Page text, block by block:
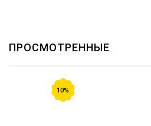
ПРОСМОТРЕННЫЕ
10%